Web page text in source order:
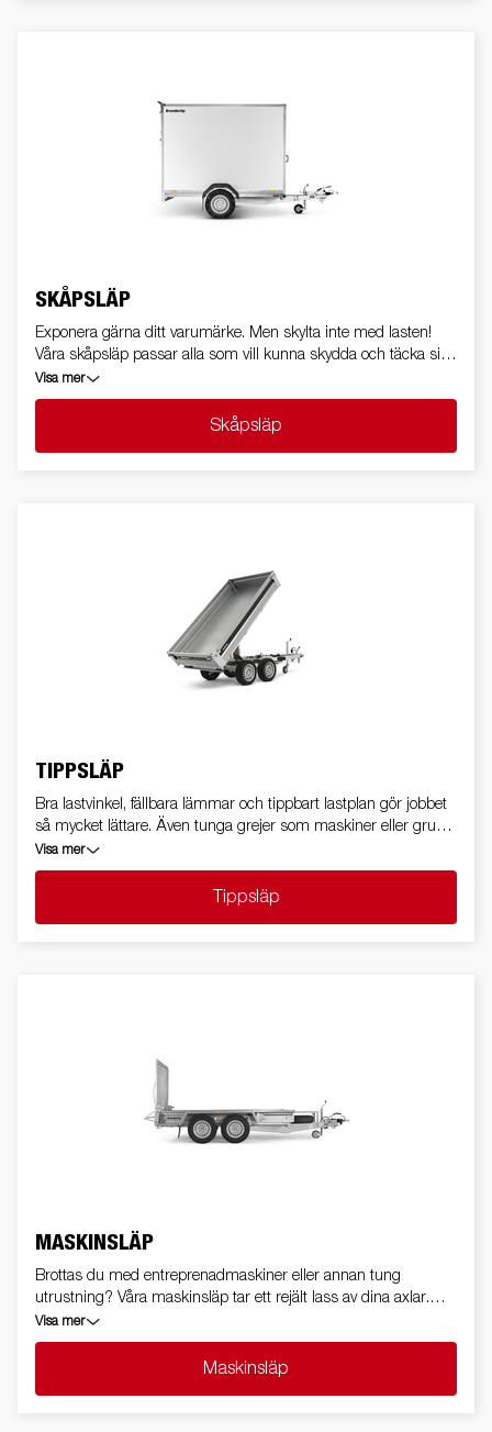
SKÅPSLÄP
Exponera gärna ditt varumärke. Men skylta inte med lasten!
Våra skåpsläp passar alla som vill kunna skydda och täcka sitt
gods – inklusive hantverkare som vill profilera sitt företag.
Visa mer
Skåpsläp
TIPPSLÄP
Bra lastvinkel, fällbara lämmar och tippbart lastplan gör jobbet
så mycket lättare. Även tunga grejer som maskiner eller grus
lossar du smidigt själv med våra tippvagnar.
Visa mer
Tippsläp
MASKINSLÄP
Brottas du med entreprenadmaskiner eller annan tung
utrustning? Våra maskinsläp tar ett rejält lass av dina axlar.
Låg tyngdpunkt, stabila köregenskaper och genomtänkta
uppkörningsvinklar gör att du får grejerna på plats utan
Visa mer
Maskinsläp